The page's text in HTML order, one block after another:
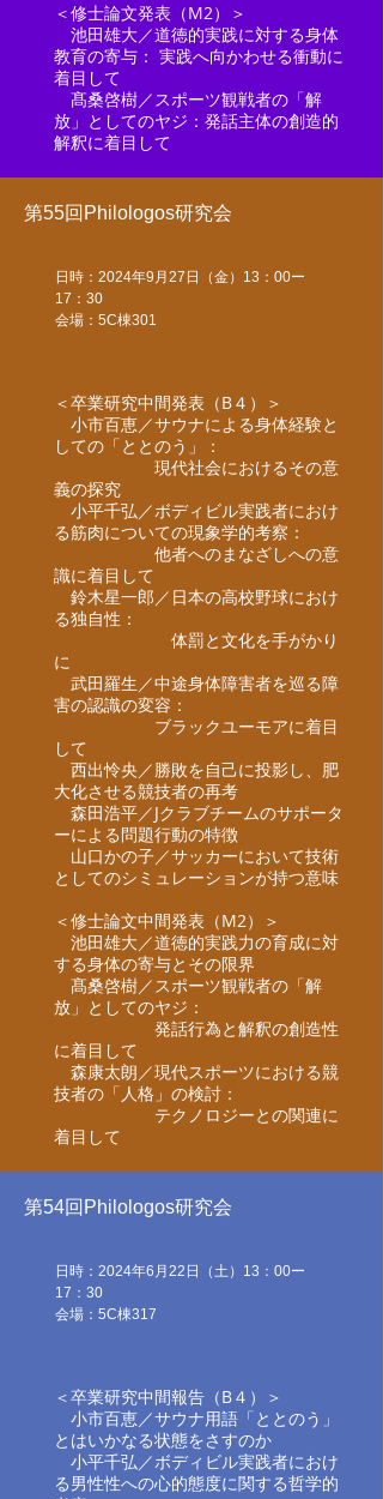
＜修士論文発表（M2）＞
池田雄大／道徳的実践に対する身体
教育の寄与： 実践へ向かわせる衝動に
着目して
髙桑啓樹／​スポーツ観戦者の「解
放」としてのヤジ​：発話主体の創造的
解釈に着目して
第55回Philologos研究会
日時：2024年9月27日（金）13：00ー
17：30
​​会場：5C棟301
＜卒業研究中間発表（B４）＞
小市百恵／サウナによる身体経験と
しての「ととのう」：
現代社会におけるその意
義の探究
小平千弘／ボディビル実践者におけ
る​筋肉についての現象学的考察：
他者へのまなざしへの意
識に着目して
鈴木星一郎／日本の高校野球におけ
る独自性：
体罰と文化を手がかり
に​
武田羅生／中途身体障害者を巡る障
害の認識の変容​：
ブラックユーモアに着目
して
西出怜央／勝敗を自己に投影し、肥
大化させる競技者の再考
森田浩平／Jクラブチームのサポータ
ーによる問題行動の特徴
山口かの子／サッカーにおいて技術
としてのシミュレーションが持つ意味
＜修士論文中間発表（M2）＞
池田雄大／道徳的実践力の育成に対
する身体の寄与とその限界
髙桑啓樹／スポーツ観戦者の「解
放」としてのヤジ：
発話行為と解釈の創造性
に着目して
森康太朗／現代スポーツにおける競
技者の「人格」の検討：
テクノロジーとの関連に
着目して
第54回Philologos研究会
日時：2024年6月22日（土）13：00ー
17：30
​​会場：5C棟317
＜卒業研究中間報告（B４）＞
小市百恵／サウナ用語「ととのう」
とは​いかなる状態をさすのか​
小平千弘／ボディビル実践者におけ
る​男性性への心的態度に関する哲学的